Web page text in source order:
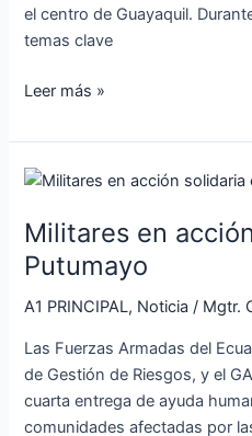
el centro de Guayaquil.
temas clave
Leer más »
Militares en
Putumayo
A1 PRINCIPAL, Noticia / Mgtr.
Las Fuerzas Armadas del
de Gestión de Riesgos, y el
cuarta entrega de ayuda
comunidades afectadas por
Militares
acción
solidaria
Putumayo